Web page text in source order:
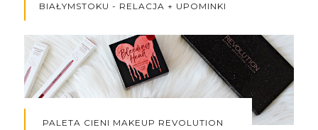
BIAŁYMSTOKU - RELACJA + UPOMINKI
PALETA CIENI MAKEUP REVOLUTION